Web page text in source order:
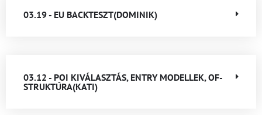
03.19 - EU BACKTESZT(DOMINIK)
03.12 - POI KIVÁLASZTÁS, ENTRY MODELLEK, OF-
STRUKTÚRA(KATI)